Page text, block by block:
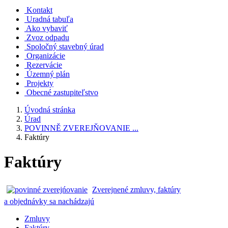
Kontakt
Uradná tabuľa
Ako vybaviť
Zvoz odpadu
Spoločný stavebný úrad
Organizácie
Rezervácie
Územný plán
Projekty
Obecné zastupiteľstvo
Úvodná stránka
Úrad
POVINNĚ ZVEREJŇOVANIE ...
Faktúry
Faktúry
Zverejnené zmluvy, faktúry
a objednávky sa nachádzajú
Zmluvy